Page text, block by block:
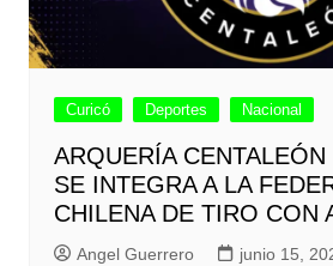
Curicó Deportes Nacional
ARQUERÍA
SE INTEGRA A LA
CHILENA DE TIRO CON
Angel Guerrero junio 15,